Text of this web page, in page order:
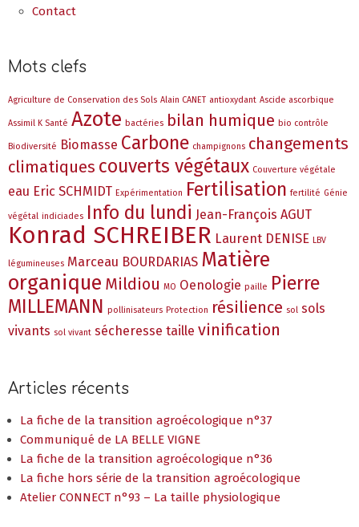
Contact
Mots clefs
Agriculture de Conservation des Sols Alain CANET antioxydant Ascide ascorbique
Assimil K Santé Azote bactéries bilan humique bio contrôle
Biodiversité Biomasse Carbone champignons changements
climatiques couverts végétaux Couverture végétale
eau Eric SCHMIDT Expérimentation Fertilisation fertilité Génie
végétal indiciades Info du lundi Jean-François AGUT
Konrad SCHREIBER Laurent DENISE LBV
légumineuses Marceau BOURDARIAS Matière
organique Mildiou MO Oenologie paille Pierre
MILLEMANN pollinisateurs Protection résilience sol sols
vivants sol vivant sécheresse taille vinification
Articles récents
La fiche de la transition agroécologique n°37
Communiqué de LA BELLE VIGNE
La fiche de la transition agroécologique n°36
La fiche hors série de la transition agroécologique
Atelier CONNECT n°93 – La taille physiologique